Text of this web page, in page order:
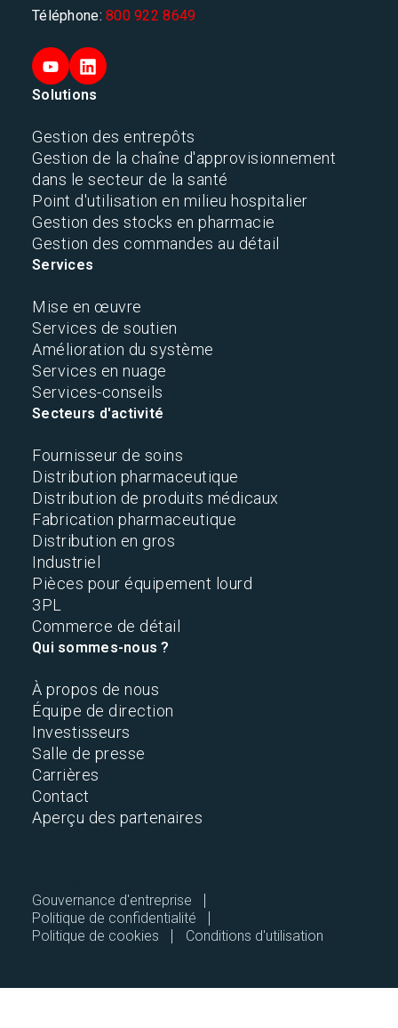
Téléphone:800 922 8649
Solutions
Gestion des entrepôts
Gestion de la chaîne d'approvisionnement
dans le secteur de la santé
Point d'utilisation en milieu hospitalier
Gestion des stocks en pharmacie
Gestion des commandes au détail
Services
Mise en œuvre
Services de soutien
Amélioration du système
Services en nuage
Services-conseils
Secteurs d'activité
Fournisseur de soins
Distribution pharmaceutique
Distribution de produits médicaux
Fabrication pharmaceutique
Distribution en gros
Industriel
Pièces pour équipement lourd
3PL
Commerce de détail
Qui sommes-nous ?
À propos de nous
Équipe de direction
Investisseurs
Salle de presse
Carrières
Contact
Aperçu des partenaires
Gouvernance d'entreprise
Politique de confidentialité
Politique de cookies
Conditions d'utilisation